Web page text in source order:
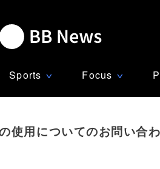
Sports ∨ Focus ∨
使用についてのお問い合